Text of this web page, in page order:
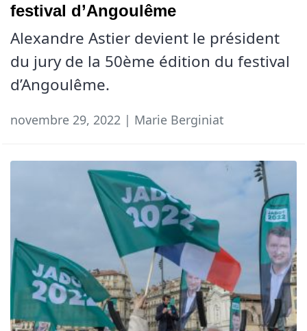
festival d’Angoulême
Alexandre Astier devient le président
du jury de la 50ème édition du festival
d’Angoulême.
novembre 29, 2022 | Marie Berginiat